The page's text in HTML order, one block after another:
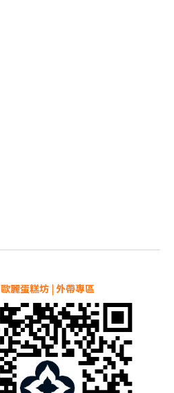
歐麗蛋糕坊 | 外帶專區